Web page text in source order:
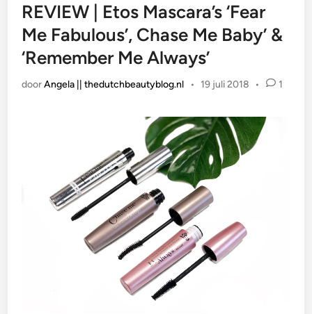
REVIEW | Etos Mascara’s ‘Fear
Me Fabulous’, Chase Me Baby’ &
‘Remember Me Always’
doorAngela || thedutchbeautyblog.nl • 19 juli 2018 • 1